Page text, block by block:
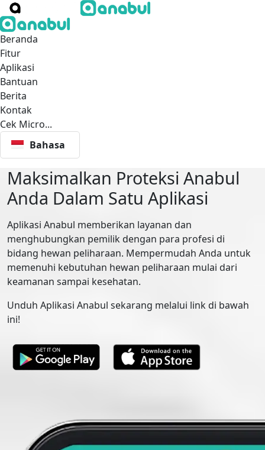
Beranda
Fitur
Aplikasi
Bantuan
Berita
Kontak
Cek Micro...
Bahasa
Maksimalkan Proteksi Anabul
Anda Dalam Satu Aplikasi
Aplikasi Anabul memberikan layanan dan
menghubungkan pemilik dengan para profesi di
bidang hewan peliharaan. Mempermudah Anda untuk
memenuhi kebutuhan hewan peliharaan mulai dari
keamanan sampai kesehatan.
Unduh Aplikasi Anabul sekarang melalui link di bawah
ini!